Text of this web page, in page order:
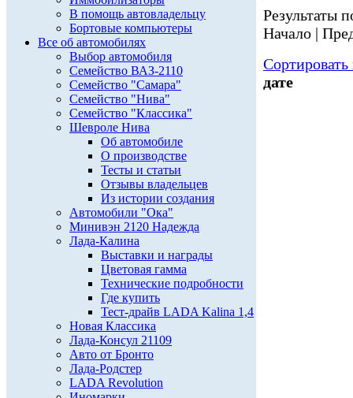
В помощь автовладельцу
Бортовые компьютеры
Все об автомобилях
Выбор автомобиля
Семейство ВАЗ-2110
Семейство "Самара"
Семейство "Нива"
Семейство "Классика"
Шевроле Нива
Об автомобиле
О производстве
Тесты и статьи
Отзывы владельцев
Из истории создания
Автомобили "Ока"
Минивэн 2120 Надежда
Лада-Калина
Выставки и награды
Цветовая гамма
Технические подробности
Где купить
Тест-драйв LADA Kalina 1,4
Новая Классика
Лада-Консул 21109
Авто от Бронто
Лада-Родстер
LADA Revolution
Результаты
Начало |
дате